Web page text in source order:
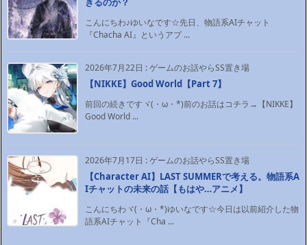
こんにちわ♪ゆいなです☆先日、物語系AIチャット
『Chacha AI』というアプ ...
2026年7月22日 :ゲームのお話やらSS置き場
【NIKKE】Good World【Part 7】
前回の続きですヾ(・ω・*)前のお話はコチラ→【NIKKE】
Good World ...
2026年7月17日 :ゲームのお話やらSS置き場
【Character AI】LAST SUMMERで考える。物語系A
Iチャットの未来の話【もはや…アニメ】
こんにちわヾ(・ω・*)ゆいなです☆今日は以前紹介した物
語系AIチャット『Cha ...